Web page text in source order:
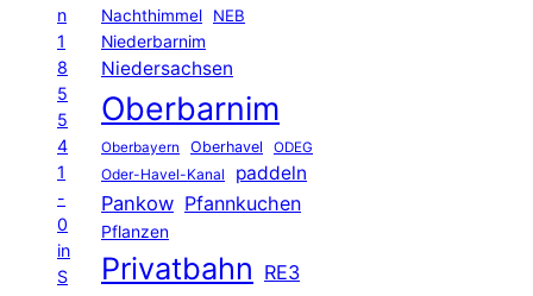
n
1
8
5
5
4
1
-
0
in
S
Nachthimmel
NEB
Niederbarnim
Niedersachsen
Oberbarnim
Oberbayern Oberhavel ODEG
Oder-Havel-Kanal paddeln
Pankow Pfannkuchen
Pflanzen
Privatbahn RE3